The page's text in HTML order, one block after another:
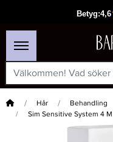
Hem Hår Behandling
Sim Sensitive System 4